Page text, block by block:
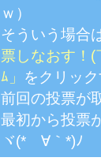
ｗ）
そういう場合
票しなおす！(
ﾑ」
をクリック
前回の投票が
最初から投票
ヾ(*´∀｀*)ﾉ